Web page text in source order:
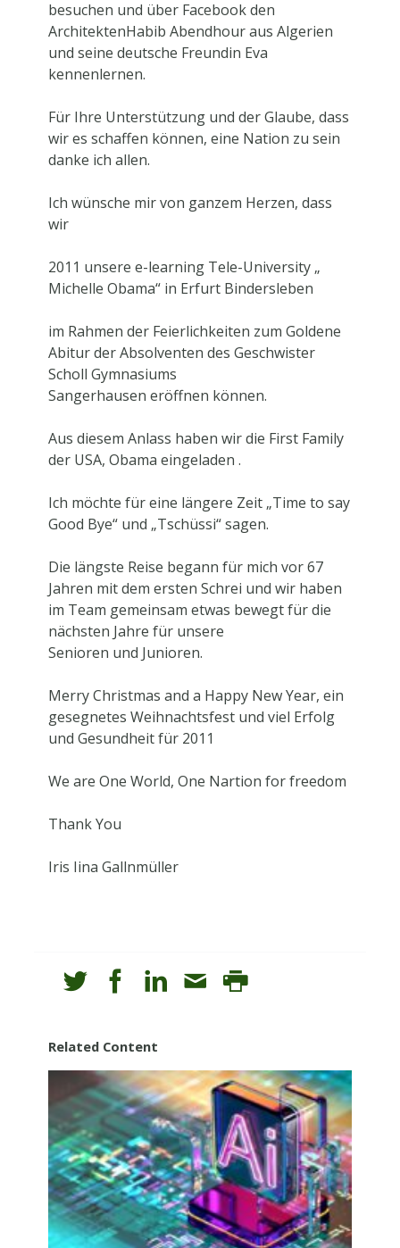
besuchen und über Facebook den
ArchitektenHabib Abendhour aus Algerien
und seine deutsche Freundin Eva
kennenlernen.
Für Ihre Unterstützung und der Glaube, dass
wir es schaffen können, eine Nation zu sein
danke ich allen.
Ich wünsche mir von ganzem Herzen, dass
wir
2011 unsere e-learning Tele-University „
Michelle Obama“ in Erfurt Bindersleben
im Rahmen der Feierlichkeiten zum Goldene
Abitur der Absolventen des Geschwister
Scholl Gymnasiums
Sangerhausen eröffnen können.
Aus diesem Anlass haben wir die First Family
der USA, Obama eingeladen .
Ich möchte für eine längere Zeit „Time to say
Good Bye“ und „Tschüssi“sagen.
Die längste Reise begann für mich vor 67
Jahren mit dem ersten Schrei und wir haben
im Team gemeinsam etwas bewegt für die
nächsten Jahre für unsere
Senioren und Junioren.
Merry Christmas and a Happy New Year, ein
gesegnetes Weihnachtsfest und viel Erfolg
und Gesundheit für 2011
We are One World, One Nartion for freedom
Thank You
Iris Iina Gallnmüller
Related Content